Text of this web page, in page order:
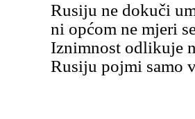
Rusiju ne dokuči
ni općom ne mjeri
Iznimnost odlikuje
Rusiju pojmi samo